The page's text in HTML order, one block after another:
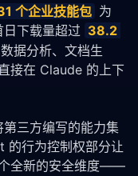
个企业技能包 为
下载量超过 38.2
据分析、文档生
接在 Claude 的上下
第三方编写的能力集
的行为控制权部分让
全新的安全维度——